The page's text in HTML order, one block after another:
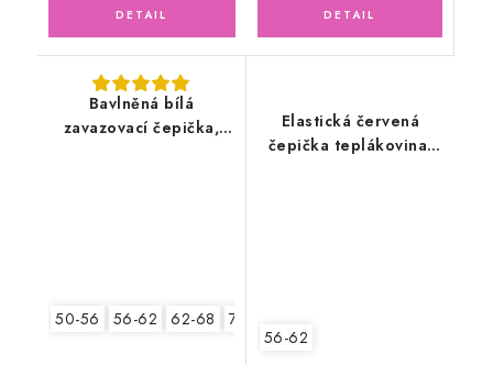
Bavlněná bílá
zavazovací čepička,
50-56 56-62 62-68 74-80
Elastická červená
čepička teplákovina,
56-62